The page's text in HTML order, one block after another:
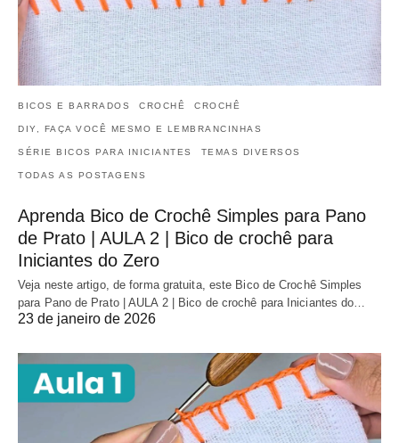
BICOS E BARRADOS CROCHÊ CROCHÊ
DIY, FAÇA VOCÊ MESMO E LEMBRANCINHAS
SÉRIE BICOS PARA INICIANTES TEMAS DIVERSOS
TODAS AS POSTAGENS
Aprenda Bico de Crochê Simples para Pano
de Prato | AULA 2 | Bico de crochê para
Iniciantes do Zero
Veja neste artigo, de forma gratuita, este Bico de Crochê Simples
para Pano de Prato | AULA 2 | Bico de crochê para Iniciantes do…
23 de janeiro de 2026